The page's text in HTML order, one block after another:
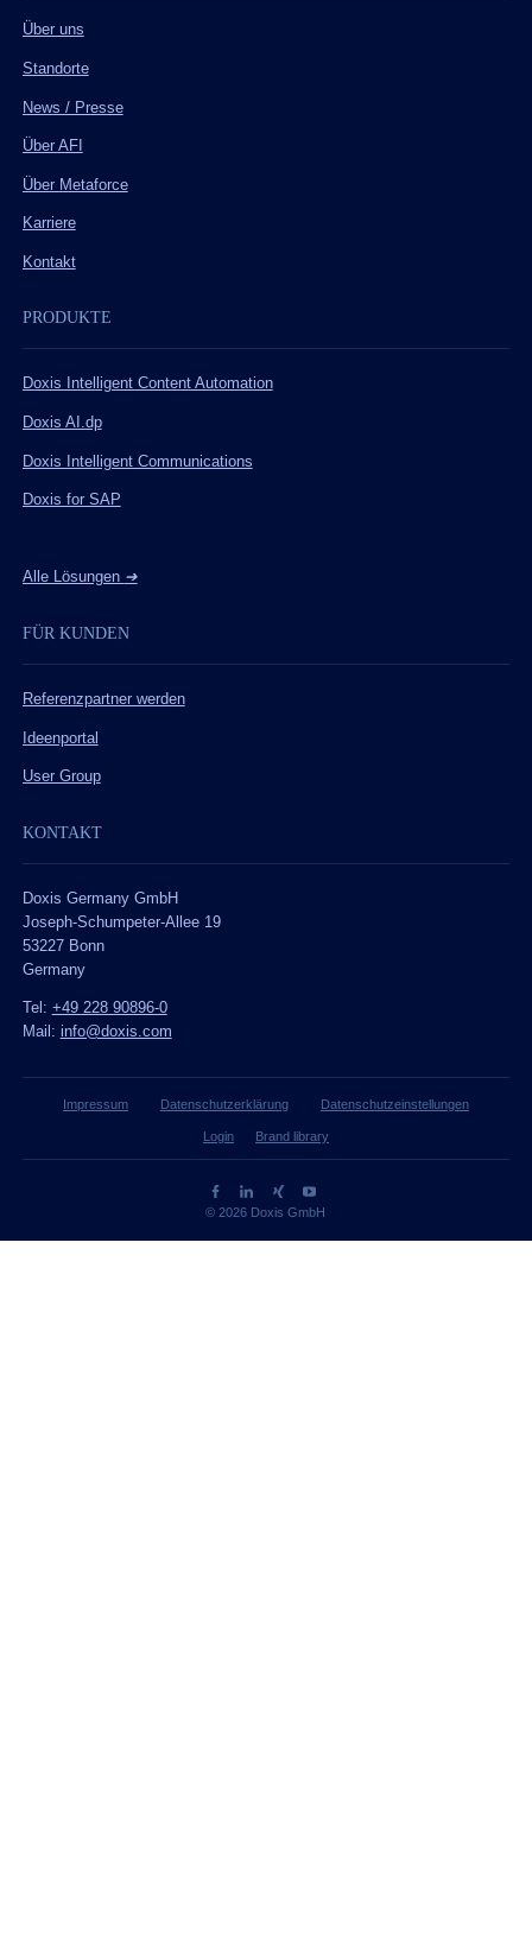
Über uns
Standorte
News / Presse
Über AFI
Über Metaforce
Karriere
Kontakt
PRODUKTE
Doxis Intelligent Content Automation
Doxis AI.dp
Doxis Intelligent Communications
Doxis for SAP
Alle Lösungen ➔
FÜR KUNDEN
Referenzpartner werden
Ideenportal
User Group
KONTAKT
Doxis Germany GmbH
Joseph-Schumpeter-Allee 19
53227 Bonn
Germany
Tel: +49 228 90896-0
Mail: info@doxis.com
Impressum Datenschutzerklärung Datenschutzeinstellungen
Login Brand library
© 2026 Doxis GmbH